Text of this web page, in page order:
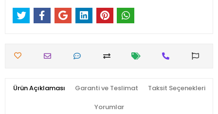
Ürün Açıklaması Garanti ve Teslimat Taksit Seçenekleri
Yorumlar